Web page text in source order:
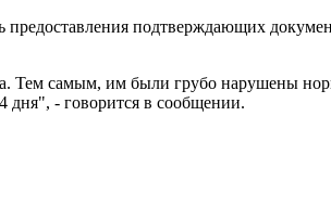
предоставления подтверждающих
Тем самым, им были грубо нарушены
дня", - говорится в сообщении.